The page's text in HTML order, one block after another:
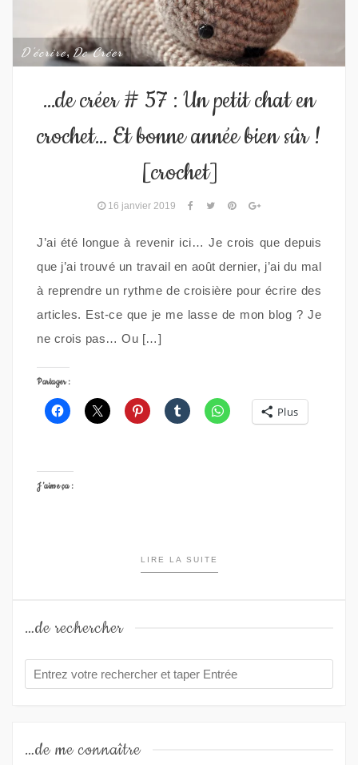
D'écrire,De Créer
…de créer # 57 : Un petit chat en
crochet… Et bonne année bien sûr !
[crochet]
16 janvier 2019
J’ai été longue à revenir ici… Je crois que depuis
que j’ai trouvé un travail en août dernier, j’ai du mal
à reprendre un rythme de croisière pour écrire des
articles. Est-ce que je me lasse de mon blog ? Je
ne crois pas… Ou […]
Partager :
Plus
J’aime ça :
LIRE LA SUITE
…de rechercher
…de me connaître